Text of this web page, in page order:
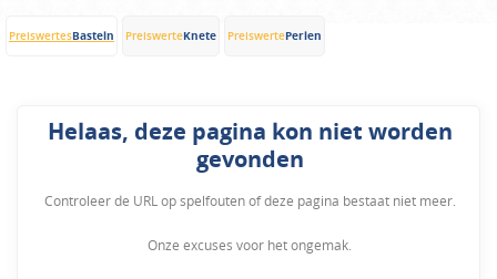
PreiswertesBasteln PreiswerteKnete PreiswertePerlen
Helaas, deze pagina kon niet worden
gevonden
Controleer de URL op spelfouten of deze pagina bestaat niet meer.
Onze excuses voor het ongemak.